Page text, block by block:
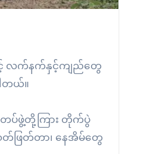
င့် လက်နက်နှင့်ကျည်တွေ
တယ်။
တပ်ဖွဲ့တို့ကြား တိုက်ပွဲ
ဖြတ်တာ၊ နေအိမ်တွေ